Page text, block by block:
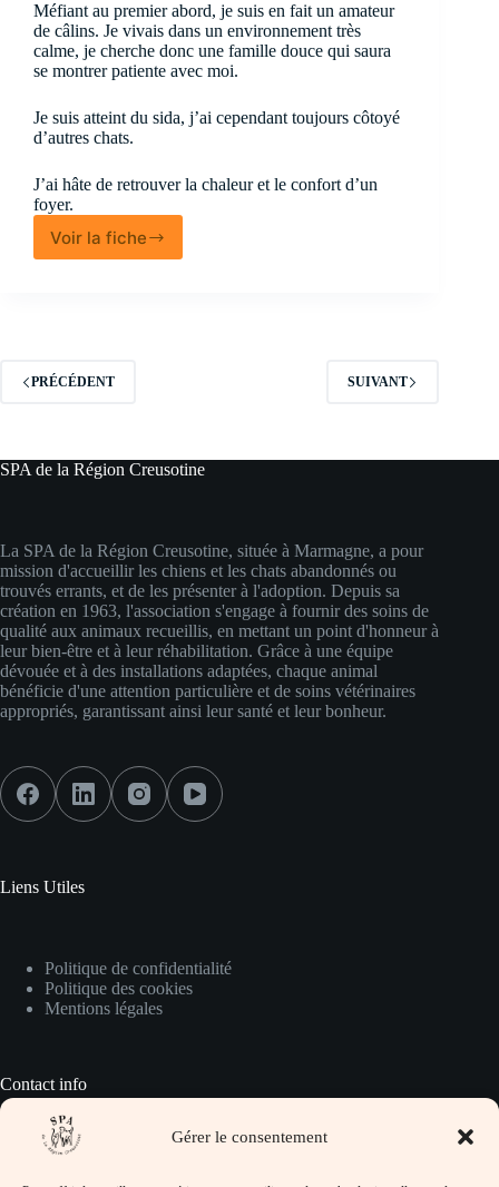
Gérer le consentement
Méfiant au premier abord, je suis en fait un amateur
de câlins. Je vivais dans un environnement très
calme, je cherche donc une famille douce qui saura
se montrer patiente avec moi.
Je suis atteint du sida, j’ai cependant toujours côtoyé
d’autres chats.
J’ai hâte de retrouver la chaleur et le confort d’un
foyer.
Voir la fiche
Ninou
PRÉCÉDENT SUIVANT
SPA de la Région Creusotine
La SPA de la Région Creusotine, située à Marmagne, a pour
mission d'accueillir les chiens et les chats abandonnés ou
trouvés errants, et de les présenter à l'adoption. Depuis sa
création en 1963, l'association s'engage à fournir des soins de
qualité aux animaux recueillis, en mettant un point d'honneur à
leur bien-être et à leur réhabilitation. Grâce à une équipe
dévouée et à des installations adaptées, chaque animal
bénéficie d'une attention particulière et de soins vétérinaires
appropriés, garantissant ainsi leur santé et leur bonheur.
Liens Utiles
Politique de confidentialité
Politique des cookies
Mentions légales
Contact info